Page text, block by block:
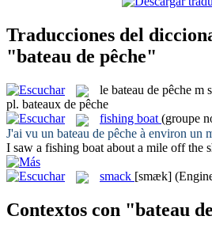
Traducciones del
"bateau de pêche"
le bateau de pêche m
pl. bateaux de pêche
fishing boat (groupe
J'ai vu un bateau de pêche à environ un
I saw a fishing boat about a mile off the
smack [smæk]
Contextos con "bateau